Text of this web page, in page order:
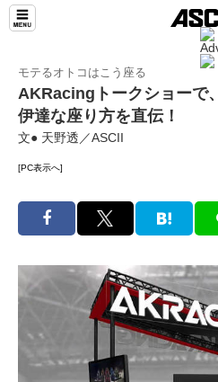
モテるオトコはこう座る
AKRacingトークショーで
伊達な座り方を直伝！
文● 天野透／ASCII
[PC表示へ]